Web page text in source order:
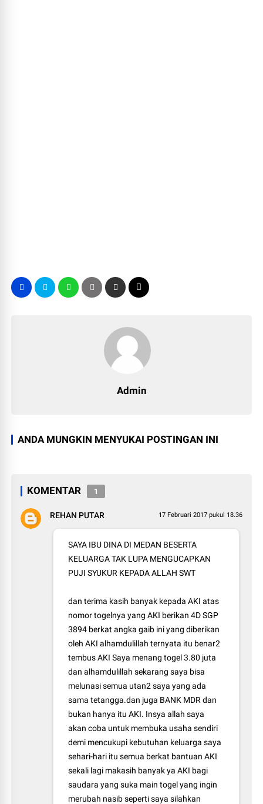
Admin
ANDA MUNGKIN MENYUKAI POSTINGAN INI
KOMENTAR 1
REHAN PUTAR 17 Februari 2017 pukul 18.36
SAYA IBU DINA DI MEDAN BESERTA
KELUARGA TAK LUPA MENGUCAPKAN
PUJI SYUKUR KEPADA ALLAH SWT
dan terima kasih banyak kepada AKI atas
nomor togelnya yang AKI berikan 4D SGP
3894 berkat angka gaib ini yang diberikan
oleh AKI alhamdulillah ternyata itu benar2
tembus AKI Saya menang togel 3.80 juta
dan alhamdulillah sekarang saya bisa
melunasi semua utan2 saya yang ada
sama tetangga.dan juga BANK MDR dan
bukan hanya itu AKI. Insya allah saya
akan coba untuk membuka usaha sendiri
demi mencukupi kebutuhan keluarga saya
sehari-hari itu semua berkat bantuan AKI
sekali lagi makasih banyak ya AKI bagi
saudara yang suka main togel yang ingin
merubah nasib seperti saya silahkan